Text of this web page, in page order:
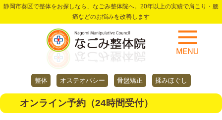
静岡市葵区で整体をお探しなら、なごみ整体院へ。20年以上の実績で肩こり・腰
痛などのお悩みを改善します
整体 オステオパシー 骨盤矯正 揉みほぐし
オンライン予約（24時間受付）